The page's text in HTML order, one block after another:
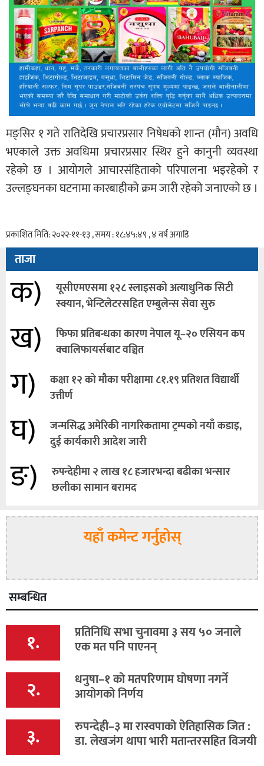
मङ्सिर १ गते रातिदेखि प्रचारप्रसार निषेधको शान्त (मौन) अवधि
भएकाले उक्त अवधिमा प्रचारप्रसार स्थिर हुने कानुनी व्यवस्था
रहेको छ । आयोगले आचारसंहिताको परिपालना भइरहेको र
उल्लङ्घनका घटनामा कारबाहीको क्रम जारी रहेको जनाएको छ ।
प्रकाशित मिति: २०२२-११-१३ , समय : १८:४५:४९ , ४ वर्ष अगाडि
ताजा
क)
यूसीएमएसमा १२८ स्लाइसको अत्याधुनिक सिटी
स्क्यान, भेन्टिलेटरसहित एम्बुलेन्स सेवा सुरु
ख)
फिफा प्रतिबन्धका कारण नेपाल यू–२० एसियन कप
क्वालिफायर्सबाट वञ्चित
ग)
कक्षा १२ को मौका परीक्षामा ८१.१९ प्रतिशत विद्यार्थी
उत्तीर्ण
घ)
जन्मसिद्ध अमेरिकी नागरिकतामा ट्रम्पको नयाँ कडाइ,
दुई कार्यकारी आदेश जारी
ङ)
रुपन्देहीमा २ लाख १८ हजारभन्दा बढीका भन्सार
छलीका सामान बरामद
यहाँ कमेन्ट गर्नुहोस्
सम्बन्धित
१. प्रतिनिधि सभा चुनावमा ३ सय ५० जनाले
एक मत पनि पाएनन्
२. धनुषा–१ को मतपरिणाम घोषणा नगर्ने
आयोगको निर्णय
३. रुपन्देही–३ मा रास्वपाको ऐतिहासिक जित :
डा. लेखजंग थापा भारी मतान्तरसहित विजयी